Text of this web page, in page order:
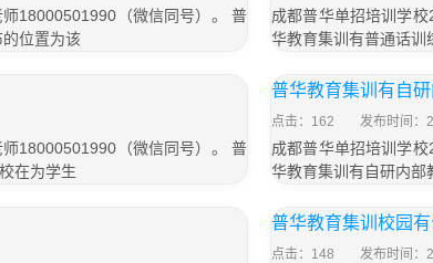
18000501990（微信同号）。 普
位置为该
成都普华单招培训学
华教育集训有普通话训
18000501990（微信同号）。 普
在为学生
普华教育集训有自
点击：162 发布时间：
成都普华单招培训学
华教育集训有自研内部
普华教育集训校园
点击：148 发布时间：